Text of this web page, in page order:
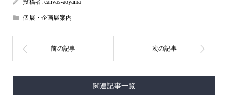
投稿者: canvas-aoyama
個展・企画展案内
関連記事一覧